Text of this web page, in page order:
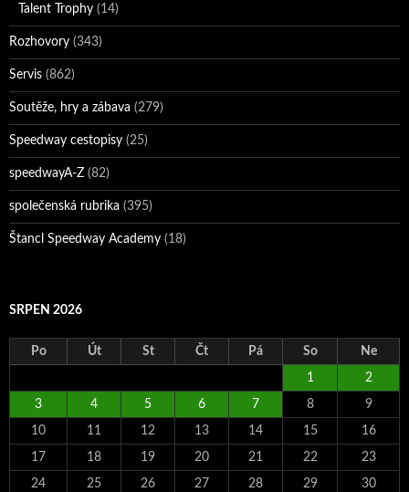
Talent Trophy (14)
Rozhovory (343)
Servis (862)
Soutěže, hry a zábava (279)
Speedway cestopisy (25)
speedwayA-Z (82)
společenská rubrika (395)
Štancl Speedway Academy (18)
SRPEN 2026
Po Út St Čt Pá So Ne
1 2
3 4 5 6 7 8 9
10 11 12 13 14 15 16
17 18 19 20 21 22 23
24 25 26 27 28 29 30